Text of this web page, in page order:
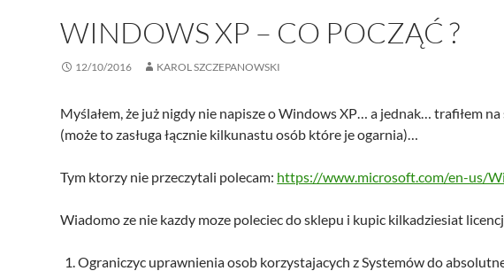
WINDOWS XP – CO POCZĄĆ ?
12/10/2016 KAROL SZCZEPANOWSKI
Myślałem, że już nigdy nie napisze o Windows XP… a jednak… trafiłem
(może to zasługa łącznie kilkunastu osób które je ogarnia)…
Tym ktorzy nie przeczytali polecam: https://www.microsoft.com/en-us/
Wiadomo ze nie kazdy moze poleciec do sklepu i kupic kilkadziesiat
Ograniczyc uprawnienia osob korzystajacych z Systemów do